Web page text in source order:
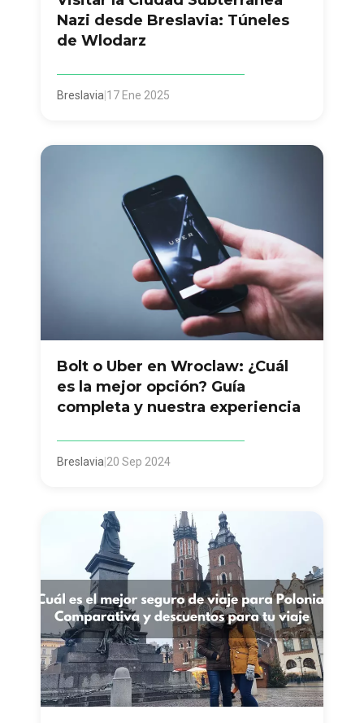
Nazi desde Breslavia: Túneles
de Wlodarz
Breslavia 17 Ene 2025
Bolt o Uber en Wroclaw: ¿Cuál
es la mejor opción? Guía
completa y nuestra experiencia
Breslavia 20 Sep 2024